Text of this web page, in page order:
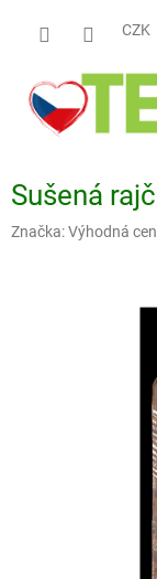
CZK
Sušená
Značka:Výhodná